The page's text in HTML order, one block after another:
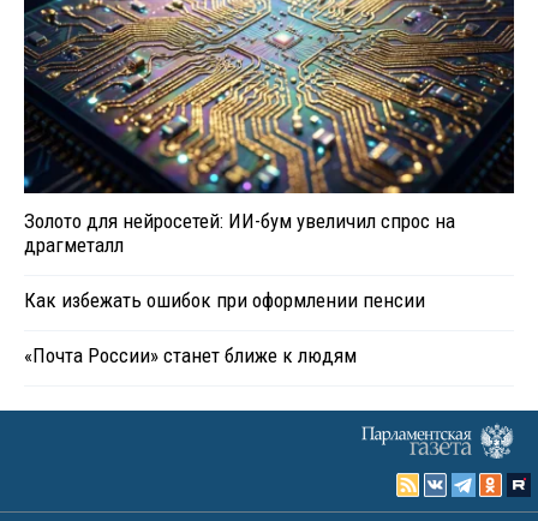
Золото для нейросетей: ИИ-бум увеличил спрос на
драгметалл
Как избежать ошибок при оформлении пенсии
«Почта России» станет ближе к людям